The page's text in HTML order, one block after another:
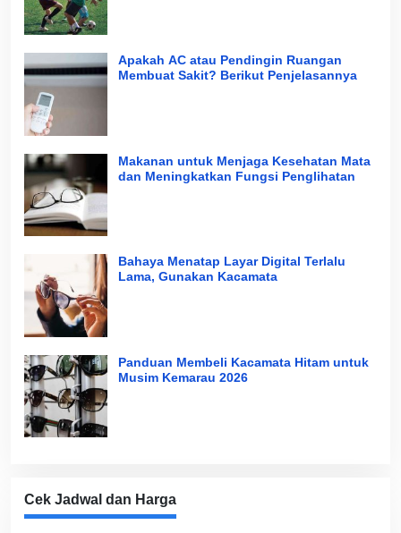
Apakah AC atau Pendingin Ruangan
Membuat Sakit? Berikut Penjelasannya
Makanan untuk Menjaga Kesehatan Mata
dan Meningkatkan Fungsi Penglihatan
Bahaya Menatap Layar Digital Terlalu
Lama, Gunakan Kacamata
Panduan Membeli Kacamata Hitam untuk
Musim Kemarau 2026
Cek Jadwal dan Harga